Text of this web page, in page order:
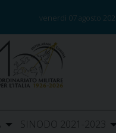
venerdì 07 agosto
SINODO 2021-2023